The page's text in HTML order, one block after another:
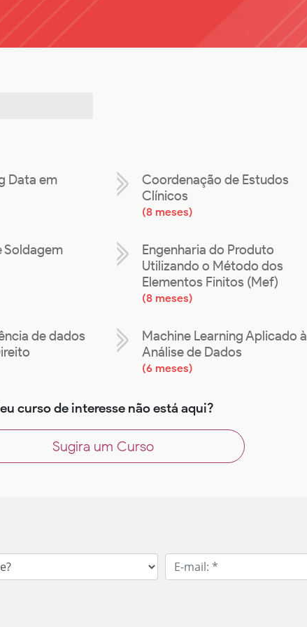
Data em
Coordenação de Estudos
Clínicos
(8 meses)
Soldagem
Engenharia do Produto
Utilizando o Método dos
Elementos Finitos (Mef)
(8 meses)
de dados
Machine Learning Aplicado à
Análise de Dados
(6 meses)
curso de interesse não está aqui?
Sugira um Curso